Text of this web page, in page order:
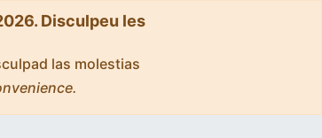
Disculpeu les
las molestias